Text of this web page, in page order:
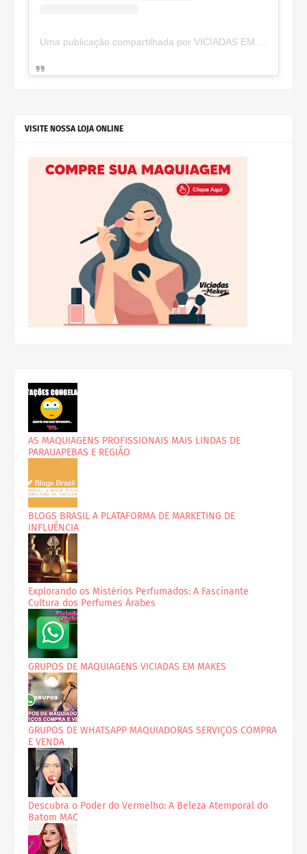
Uma publicação compartilhada por VICIADAS EM MAKES (@viciadas_make)
VISITE NOSSA LOJA ONLINE
AS MAQUIAGENS PROFISSIONAIS MAIS LINDAS DE
PARAUAPEBAS E REGIÃO
BLOGS BRASIL A PLATAFORMA DE MARKETING DE
INFLUÊNCIA
Explorando os Mistérios Perfumados: A Fascinante
Cultura dos Perfumes Árabes
GRUPOS DE MAQUIAGENS VICIADAS EM MAKES
GRUPOS DE WHATSAPP MAQUIADORAS SERVIÇOS COMPRA
E VENDA
Descubra o Poder do Vermelho: A Beleza Atemporal do
Batom MAC